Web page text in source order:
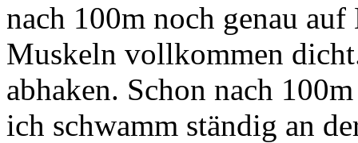
nach 100m noch genau
Muskeln vollkommen
abhaken. Schon nach
ich schwamm ständig an